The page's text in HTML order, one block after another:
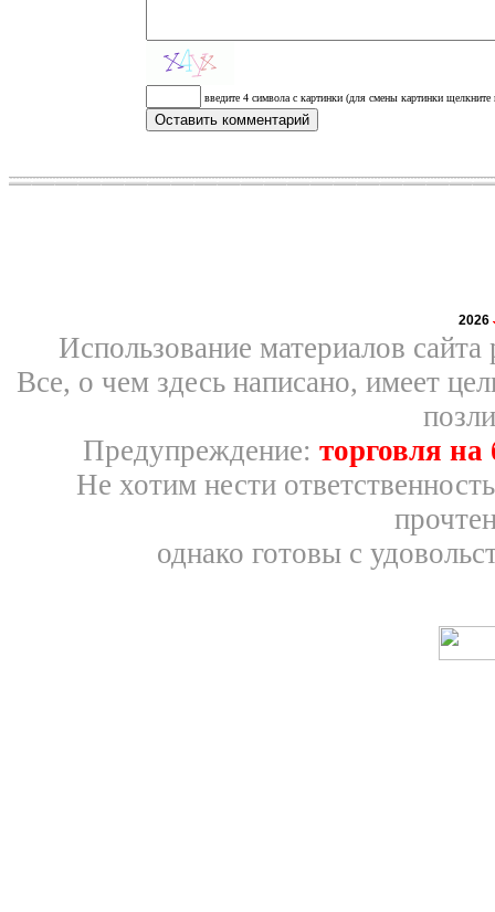
введите 4 символа с картинки (для смены картинки щелкните
2026
Использование материалов
Все, о чем здесь написано, имеет
Предупреждение:торговля
Не хотим нести
однако готовы с